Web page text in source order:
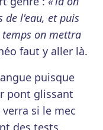
de l'eau, et puis
on mettra
faut y aller là.
puisque
pont glissant
si le mec
des tests.